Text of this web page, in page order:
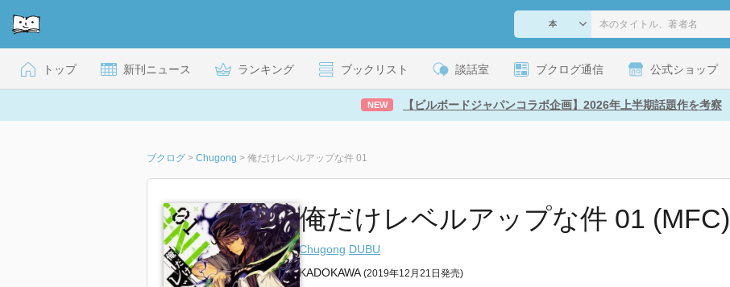
トップ 新刊ニュース ランキング ブックリスト 談話室 ブクログ通信 公式ショップ
NEW 【ビルボードジャパンコラボ企画】2026年上半期話題作を考察
ブクログ > Chugong > 俺だけレベルアップな件 01
俺だけレベルアップな件 01 (MFC)
Chugong DUBU
KADOKAWA(2019年12月21日発売)